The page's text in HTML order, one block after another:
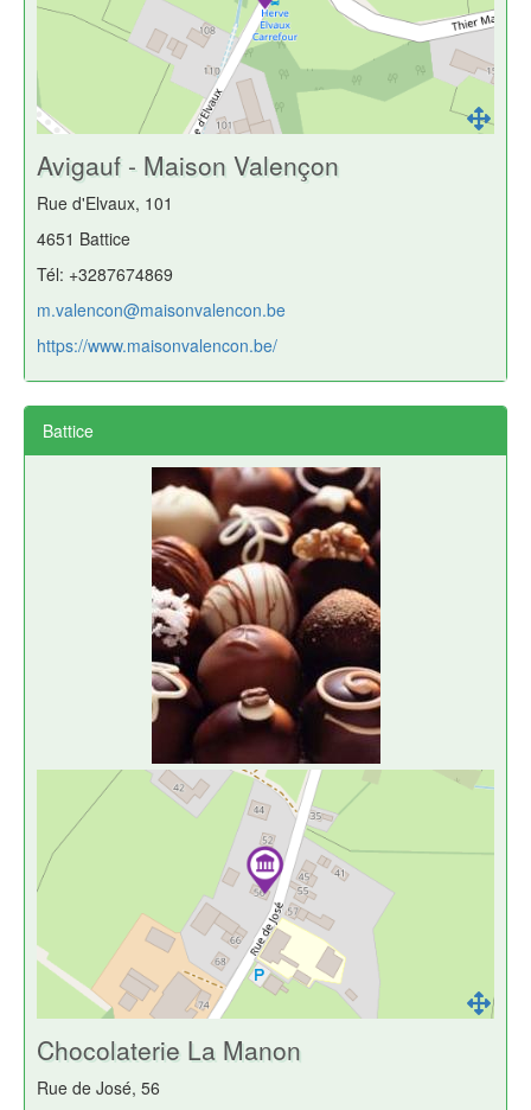
Avigauf - Maison Valençon
Rue d'Elvaux, 101
4651 Battice
Tél: +3287674869
m.valencon@maisonvalencon.be
https://www.maisonvalencon.be/
Battice
Chocolaterie La Manon
Rue de José, 56